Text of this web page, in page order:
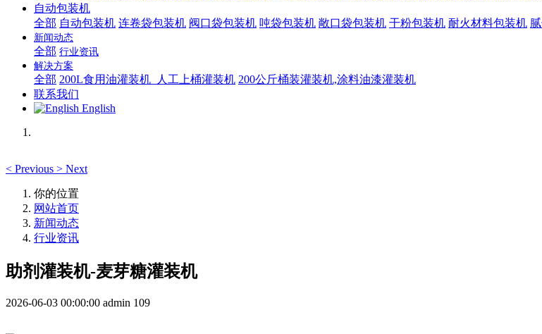
自动包装机
全部 自动包装机 连卷袋包装机 阀口袋包装机 吨袋包装机 敞口袋包装机 干粉包装机 耐火材料包装机
新闻动态
全部 行业资讯
解决方案
全部 200L食用油灌装机_人工上桶灌装机 200公斤桶装灌装机,涂料油漆灌装机
联系我们
English
< Previous > Next
你的位置
网站首页
新闻动态
行业资讯
助剂灌装机-麦芽糖灌装机
2026-06-03 00:00:00 admin 109